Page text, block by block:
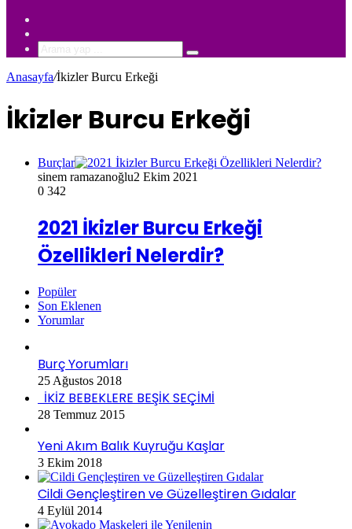
Arama
Anasayfa/İkizler Burcu Erkeği
İkizler Burcu Erkeği
Burçlar
sinem ramazanoğlu2 Ekim 2021
0 342
2021 İkizler Burcu Erkeği
Özellikleri Nelerdir?
Popüler
Son Eklenen
Yorumlar
Burç Yorumları
25 Ağustos 2018
İKİZ BEBEKLERE BEŞİK SEÇİMİ
28 Temmuz 2015
Yeni Akım Balık Kuyruğu Kaşlar
3 Ekim 2018
Cildi Gençleştiren ve Güzelleştiren Gıdalar
4 Eylül 2014